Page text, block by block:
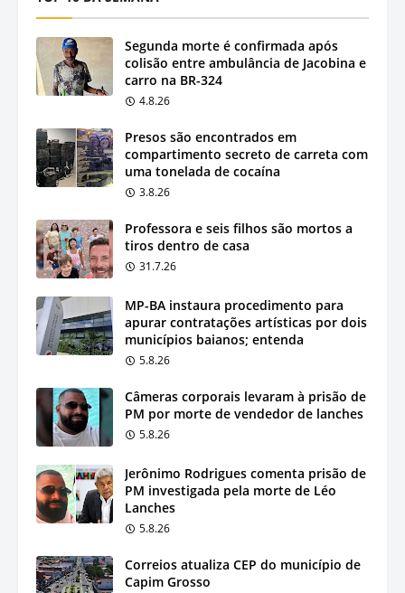
Segunda morte é confirmada após
colisão entre ambulância de Jacobina e
carro na BR-324
4.8.26
Presos são encontrados em
compartimento secreto de carreta com
uma tonelada de cocaína
3.8.26
Professora e seis filhos são mortos a
tiros dentro de casa
31.7.26
MP-BA instaura procedimento para
apurar contratações artísticas por dois
municípios baianos; entenda
5.8.26
Câmeras corporais levaram à prisão de
PM por morte de vendedor de lanches
5.8.26
Jerônimo Rodrigues comenta prisão de
PM investigada pela morte de Léo
Lanches
5.8.26
Correios atualiza CEP do município de
Capim Grosso